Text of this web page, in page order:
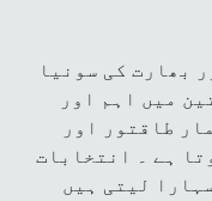
بھارت کی سونیا
میں اہم اور
طاقتور اور
ہے ۔ انتخابات
لیتی ہیں